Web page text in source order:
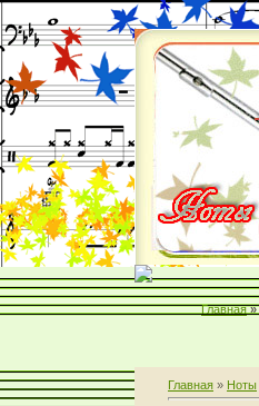
Главная »
Главная » Ноты